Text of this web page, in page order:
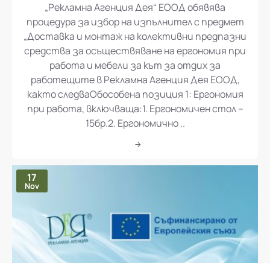
„Рекламна Агенция Дея“ ЕООД обявява
процедура за избор на изпълнител с предмет
„Доставка и монтаж на колективни предпазни
средства за осъществяване на ергономия при
работа и мебели за кът за отдих за
работещите в Рекламна Агенция Дея ЕООД,
както следваОбособена позиция 1: Ергономия
при работа, включваща:1. Ергономичен стол –
15бр.2. Ергономично ..
17
Nov